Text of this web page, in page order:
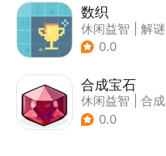
数织
休闲益智 解谜
0.0
合成宝石
休闲益智
合成
0.0